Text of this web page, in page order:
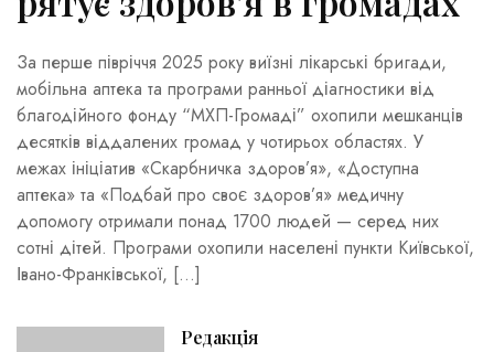
За перше півріччя 2025 року виїзні лікарські бригади,
мобільна аптека та програми ранньої діагностики від
благодійного фонду “МХП-Громаді” охопили мешканців
десятків віддалених громад у чотирьох областях. У
межах ініціатив «Скарбничка здоров’я», «Доступна
аптека» та «Подбай про своє здоров’я» медичну
допомогу отримали понад 1700 людей — серед них
сотні дітей. Програми охопили населені пункти Київської,
Івано-Франківської, […]
Редакція